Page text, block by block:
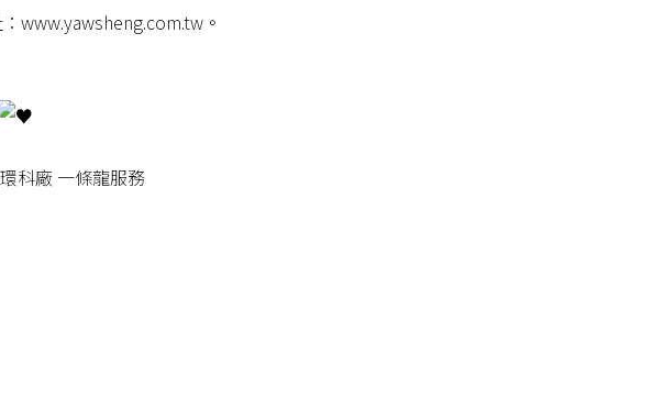
www.yawsheng.com.tw。
環科廠 一條龍服務